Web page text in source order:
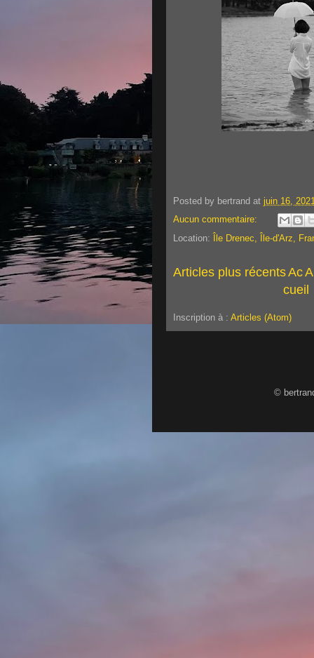
Posted by bertrand at juin 16,
Aucun commentaire:
Location: Île Drenec, Île-d'Arz,
Articles plus récentsAc
cueil
Inscription à : Articles (Atom)
©